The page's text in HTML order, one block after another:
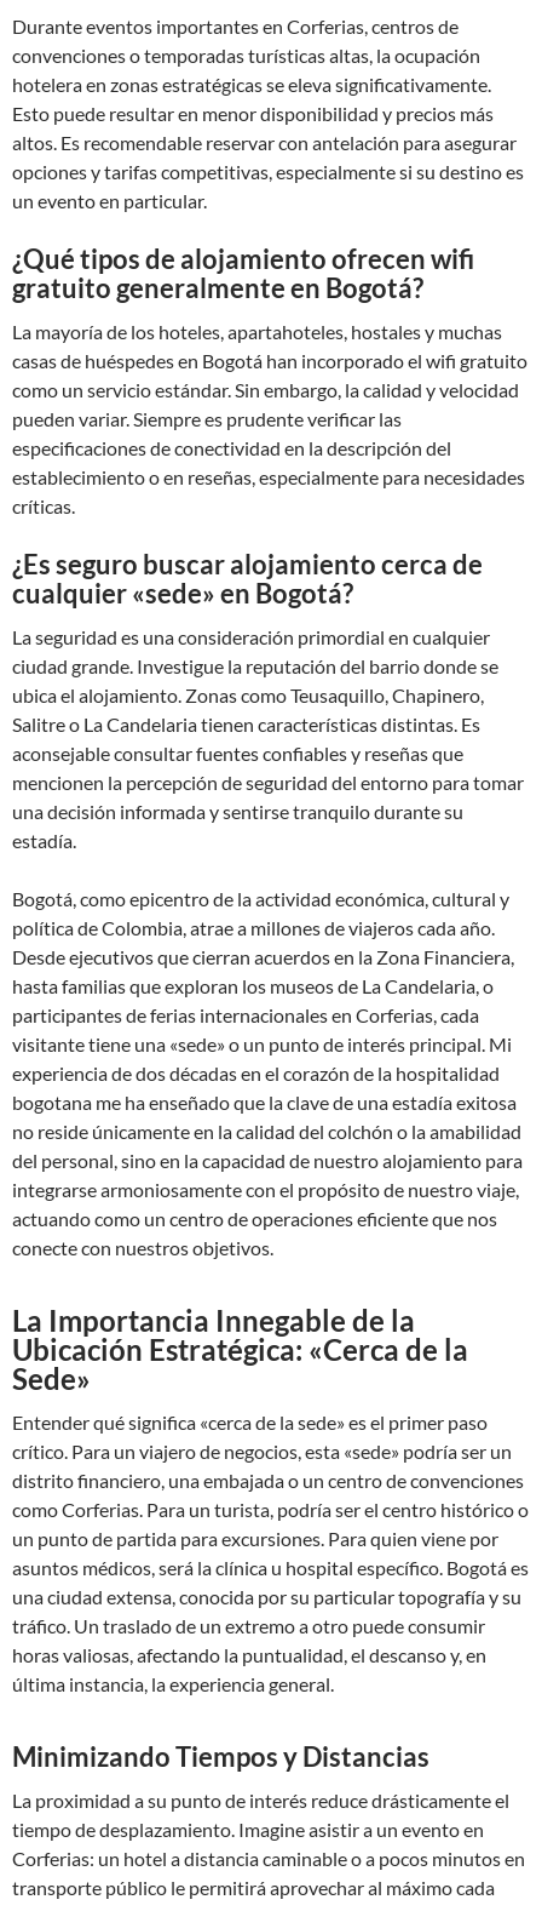
Durante eventos importantes en Corferias, centros de
convenciones o temporadas turísticas altas, la ocupación
hotelera en zonas estratégicas se eleva significativamente.
Esto puede resultar en menor disponibilidad y precios más
altos. Es recomendable reservar con antelación para asegurar
opciones y tarifas competitivas, especialmente si su destino es
un evento en particular.
¿Qué tipos de alojamiento ofrecen wifi
gratuito generalmente en Bogotá?
La mayoría de los hoteles, apartahoteles, hostales y muchas
casas de huéspedes en Bogotá han incorporado el wifi gratuito
como un servicio estándar. Sin embargo, la calidad y velocidad
pueden variar. Siempre es prudente verificar las
especificaciones de conectividad en la descripción del
establecimiento o en reseñas, especialmente para necesidades
críticas.
¿Es seguro buscar alojamiento cerca de
cualquier «sede» en Bogotá?
La seguridad es una consideración primordial en cualquier
ciudad grande. Investigue la reputación del barrio donde se
ubica el alojamiento. Zonas como Teusaquillo, Chapinero,
Salitre o La Candelaria tienen características distintas. Es
aconsejable consultar fuentes confiables y reseñas que
mencionen la percepción de seguridad del entorno para tomar
una decisión informada y sentirse tranquilo durante su
estadía.
Bogotá, como epicentro de la actividad económica, cultural y
política de Colombia, atrae a millones de viajeros cada año.
Desde ejecutivos que cierran acuerdos en la Zona Financiera,
hasta familias que exploran los museos de La Candelaria, o
participantes de ferias internacionales en Corferias, cada
visitante tiene una «sede» o un punto de interés principal. Mi
experiencia de dos décadas en el corazón de la hospitalidad
bogotana me ha enseñado que la clave de una estadía exitosa
no reside únicamente en la calidad del colchón o la amabilidad
del personal, sino en la capacidad de nuestro alojamiento para
integrarse armoniosamente con el propósito de nuestro viaje,
actuando como un centro de operaciones eficiente que nos
conecte con nuestros objetivos.
La Importancia Innegable de la
Ubicación Estratégica: «Cerca de la
Sede»
Entender qué significa «cerca de la sede» es el primer paso
crítico. Para un viajero de negocios, esta «sede» podría ser un
distrito financiero, una embajada o un centro de convenciones
como Corferias. Para un turista, podría ser el centro histórico o
un punto de partida para excursiones. Para quien viene por
asuntos médicos, será la clínica u hospital específico. Bogotá es
una ciudad extensa, conocida por su particular topografía y su
tráfico. Un traslado de un extremo a otro puede consumir
horas valiosas, afectando la puntualidad, el descanso y, en
última instancia, la experiencia general.
Minimizando Tiempos y Distancias
La proximidad a su punto de interés reduce drásticamente el
tiempo de desplazamiento. Imagine asistir a un evento en
Corferias: un hotel a distancia caminable o a pocos minutos en
transporte público le permitirá aprovechar al máximo cada